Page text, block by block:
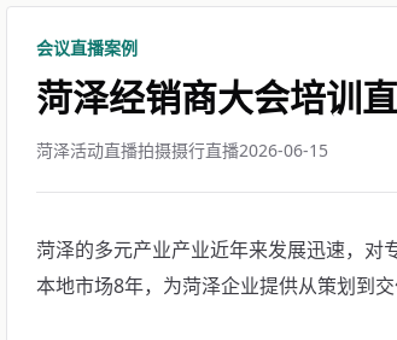
会议直播案例
菏泽经销商大会培训
菏泽活动直播拍摄摄行直播2026-06-15
菏泽的多元产业产业近年来发展迅速，
本地市场8年，为菏泽企业提供从策划到